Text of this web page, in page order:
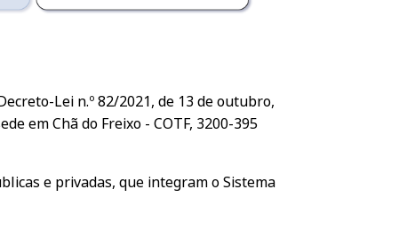
Lei n.º 82/2021, de 13 de outubro,
em Chã do Freixo - COTF, 3200-395
e privadas, que integram o Sistema